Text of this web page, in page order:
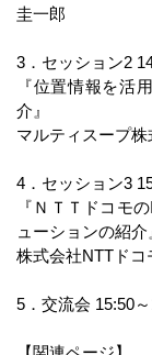
圭一郎
3．セッション2
『位置情報を活
介』
マルティスープ
4．セッション3
『ＮＴＴドコモ
ューションの紹介
株式会社NTTド
5．交流会 15:50